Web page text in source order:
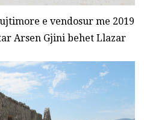
e vendosur me 2019
Arsen Gjini behet Llazar